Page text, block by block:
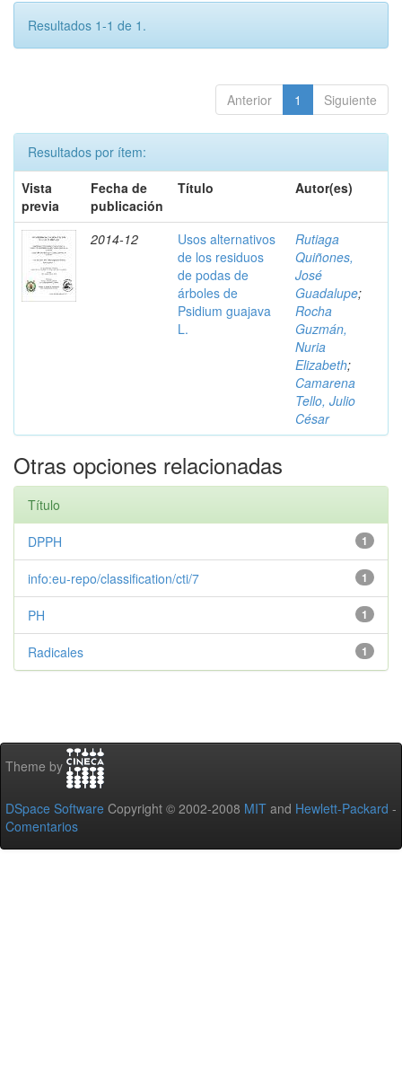
Resultados 1-1 de 1.
Anterior 1 Siguiente
Resultados por ítem:
Vista
previa
Fecha de
publicación
Título Autor(es)
2014-12
Usos alternativos
de los residuos
de podas de
árboles de
Psidium guajava
L.
Rutiaga
Quiñones,
José
Guadalupe;
Rocha
Guzmán,
Nuria
Elizabeth;
Camarena
Tello, Julio
César
Otras opciones relacionadas
Título
1
DPPH
1
info:eu-repo/classification/cti/7
1
PH
1
Radicales
Theme by
DSpace Software Copyright © 2002-2008 MIT and Hewlett-Packard -
Comentarios